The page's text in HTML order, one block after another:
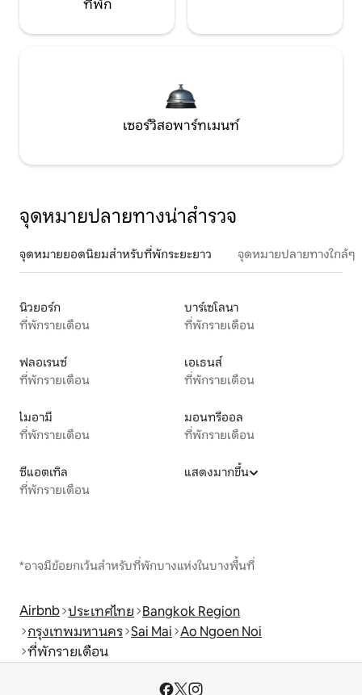
ที่พัก
เซอร์วิสอพาร์ทเมนท์
จุดหมายปลายทางน่าสำรวจ
จุดหมายยอดนิยมสำหรับที่พักระยะยาว จุดหมายปลายทางใกล้ๆ
นิวยอร์ก
ที่พักรายเดือน
บาร์เซโลนา
ที่พักรายเดือน
ฟลอเรนซ์
ที่พักรายเดือน
เอเธนส์
ที่พักรายเดือน
ไมอามี
ที่พักรายเดือน
มอนทรีออล
ที่พักรายเดือน
ซีแอตเทิล
ที่พักรายเดือน
แสดงมากขึ้น
*อาจมีข้อยกเว้นสำหรับที่พักบางแห่งในบางพื้นที่
Airbnb ประเทศไทย Bangkok Region
กรุงเทพมหานคร Sai Mai Ao Ngoen Noi
ที่พักรายเดือน